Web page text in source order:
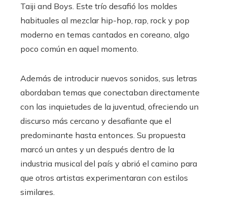
Taiji and Boys. Este trío desafió los moldes
habituales al mezclar hip-hop, rap, rock y pop
moderno en temas cantados en coreano, algo
poco común en aquel momento.
Además de introducir nuevos sonidos, sus letras
abordaban temas que conectaban directamente
con las inquietudes de la juventud, ofreciendo un
discurso más cercano y desafiante que el
predominante hasta entonces. Su propuesta
marcó un antes y un después dentro de la
industria musical del país y abrió el camino para
que otros artistas experimentaran con estilos
similares.